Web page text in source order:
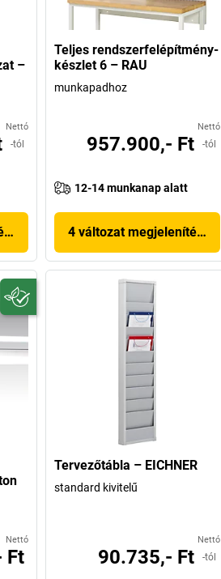
–
Nettó
-tól
Teljes rendszerfelépítmény-
készlet 6 – RAU
munkapadhoz
Nettó
957.900,- Ft -tól
12-14 munkanap alatt
4 változat megjelenítése
Nettó
Ft
Tervezőtábla – EICHNER
standard kivitelű
Nettó
90.735,- Ft -tól